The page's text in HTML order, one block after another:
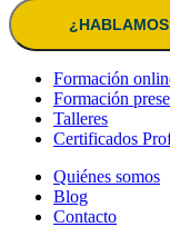
Formación
Formación
Talleres
Certificados
Quiénes somos
Blog
Contacto